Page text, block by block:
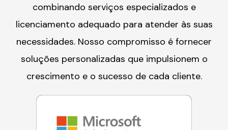
combinando serviços especializados e
licenciamento adequado para atender às suas
necessidades. Nosso compromisso é fornecer
soluções personalizadas que impulsionem o
crescimento e o sucesso de cada cliente.